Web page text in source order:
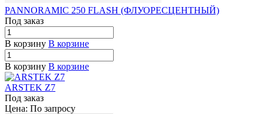
PANNORAMIC 250 FLASH (ФЛУОРЕСЦЕНТНЫЙ)
Под заказ
В корзину В корзине
В корзину В корзине
ARSTEK Z7
Под заказ
Цена: По запросу